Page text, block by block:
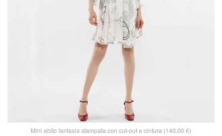
Mini abito fantasia stampata con cut-out e cintura (140,00 €)